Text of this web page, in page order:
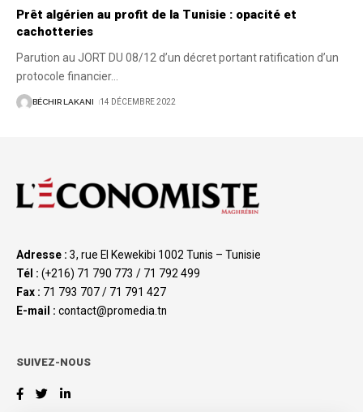
Prêt algérien au profit de la Tunisie : opacité et
cachotteries
Parution au JORT DU 08/12 d’un décret portant ratification d’un
protocole financier…
BÉCHIR LAKANI 14 DÉCEMBRE 2022
Adresse : 3, rue El Kewekibi 1002 Tunis – Tunisie
Tél : (+216) 71 790 773 / 71 792 499
Fax : 71 793 707 / 71 791 427
E-mail : contact@promedia.tn
SUIVEZ-NOUS